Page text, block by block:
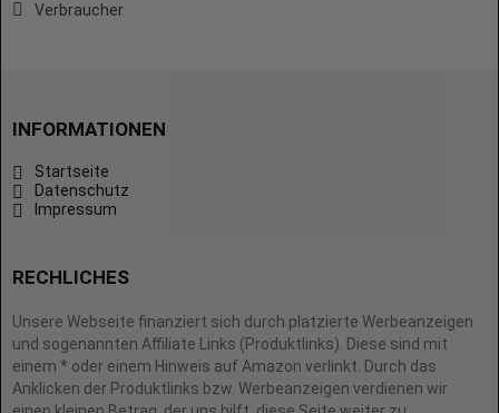
Verbraucher
INFORMATIONEN
Startseite
Datenschutz
Impressum
RECHLICHES
Unsere Webseite finanziert sich durch platzierte Werbeanzeigen
und sogenannten Affiliate Links (Produktlinks). Diese sind mit
einem * oder einem Hinweis auf Amazon verlinkt. Durch das
Anklicken der Produktlinks bzw. Werbeanzeigen verdienen wir